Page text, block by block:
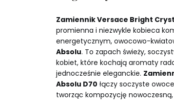
Zamiennik Versace Bright
promienna i niezwykle kobieca
energetycznym, owocowo-
Absolu. To zapach świeży,
kobiet, które kochają aromaty
jednocześnie eleganckie.
Absolu D70 łączy soczyste
tworząc kompozycję nowoczesną,